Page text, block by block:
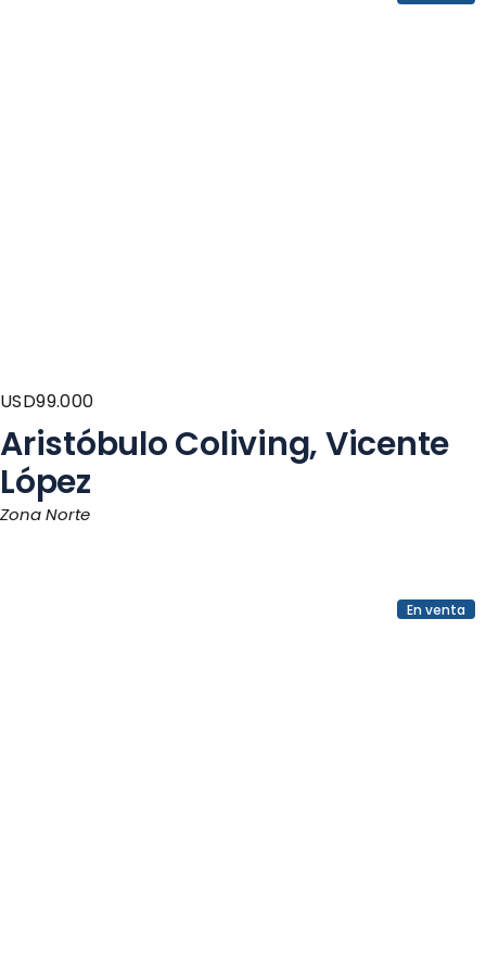
USD99.000
Aristóbulo Coliving, Vicente
López
Zona Norte
En venta